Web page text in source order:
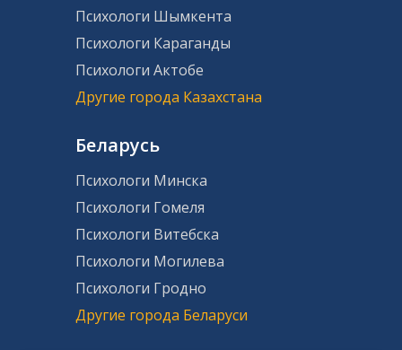
Психологи Шымкента
Психологи Караганды
Психологи Актобе
Другие города Казахстана
Беларусь
Психологи Минска
Психологи Гомеля
Психологи Витебска
Психологи Могилева
Психологи Гродно
Другие города Беларуси